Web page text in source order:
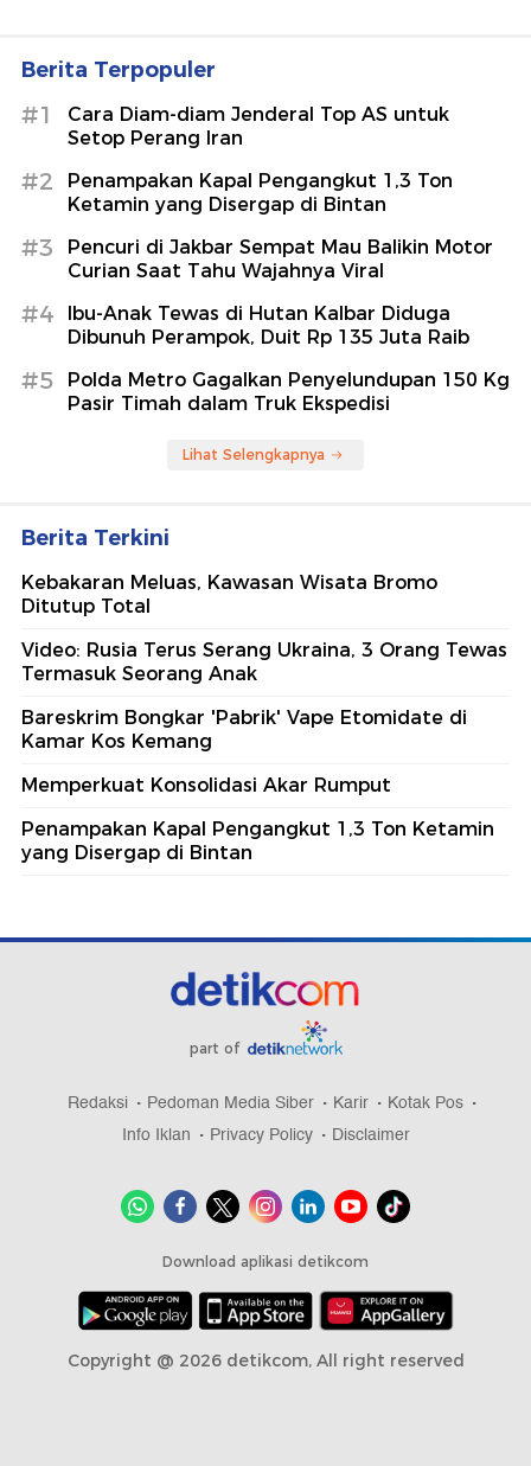
Berita Terpopuler
#1
Cara Diam-diam Jenderal Top AS untuk
Setop Perang Iran
#2
Penampakan Kapal Pengangkut 1,3 Ton
Ketamin yang Disergap di Bintan
#3
Pencuri di Jakbar Sempat Mau Balikin Motor
Curian Saat Tahu Wajahnya Viral
#4
Ibu-Anak Tewas di Hutan Kalbar Diduga
Dibunuh Perampok, Duit Rp 135 Juta Raib
#5
Polda Metro Gagalkan Penyelundupan 150 Kg
Pasir Timah dalam Truk Ekspedisi
Lihat Selengkapnya
Berita Terkini
Kebakaran Meluas, Kawasan Wisata Bromo
Ditutup Total
Video: Rusia Terus Serang Ukraina, 3 Orang Tewas
Termasuk Seorang Anak
Bareskrim Bongkar 'Pabrik' Vape Etomidate di
Kamar Kos Kemang
Memperkuat Konsolidasi Akar Rumput
Penampakan Kapal Pengangkut 1,3 Ton Ketamin
yang Disergap di Bintan
part of
Redaksi Pedoman Media Siber Karir
Kotak Pos
Info Iklan
Privacy Policy Disclaimer
Download aplikasi detikcom
Copyright @ 2026 detikcom, All right reserved